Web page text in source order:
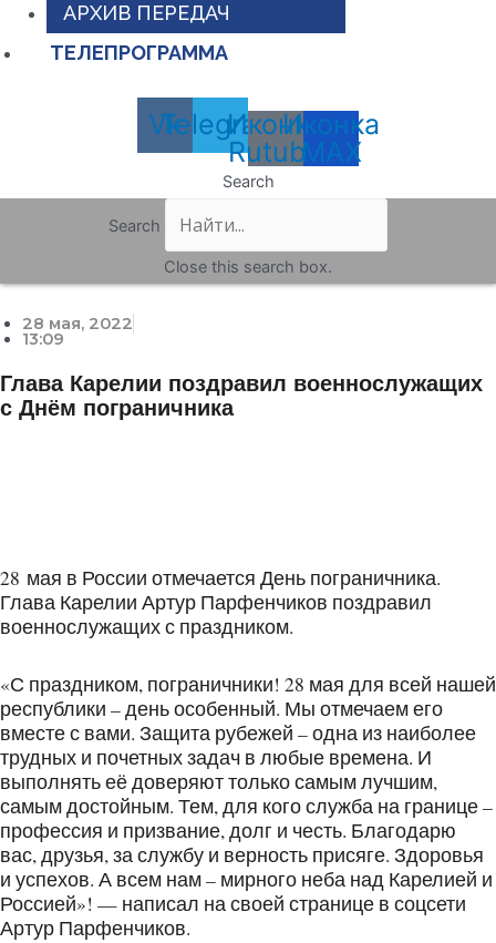
АРХИВ ПЕРЕДАЧ
ТЕЛЕПРОГРАММА
Vk
Telegram
Иконка
Rutube
Иконка
MAX
Search
Search
Close this search box.
28 мая, 2022
13:09
Глава Карелии поздравил военнослужащих
с Днём пограничника
28 мая в России отмечается День пограничника.
Глава Карелии Артур Парфенчиков поздравил
военнослужащих с праздником.
«С праздником, пограничники! 28 мая для всей нашей
республики – день особенный. Мы отмечаем его
вместе с вами. Защита рубежей – одна из наиболее
трудных и почетных задач в любые времена. И
выполнять её доверяют только самым лучшим,
самым достойным. Тем, для кого служба на границе –
профессия и призвание, долг и честь. Благодарю
вас, друзья, за службу и верность присяге. Здоровья
и успехов. А всем нам – мирного неба над Карелией и
Россией»! — написал на своей странице в соцсети
Артур Парфенчиков.